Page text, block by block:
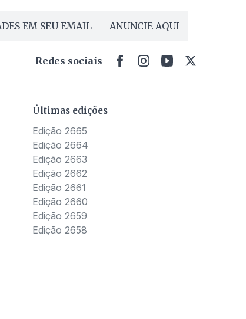
EM SEU EMAIL ANUNCIE AQUI
Redes sociais
Últimas edições
Edição 2665
Edição 2664
Edição 2663
Edição 2662
Edição 2661
Edição 2660
Edição 2659
Edição 2658